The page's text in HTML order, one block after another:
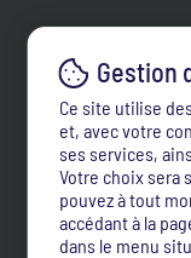
Ce site utilise
et, avec votre
ses services,
Votre choix sera
pouvez à tout
accédant à la
dans le menu